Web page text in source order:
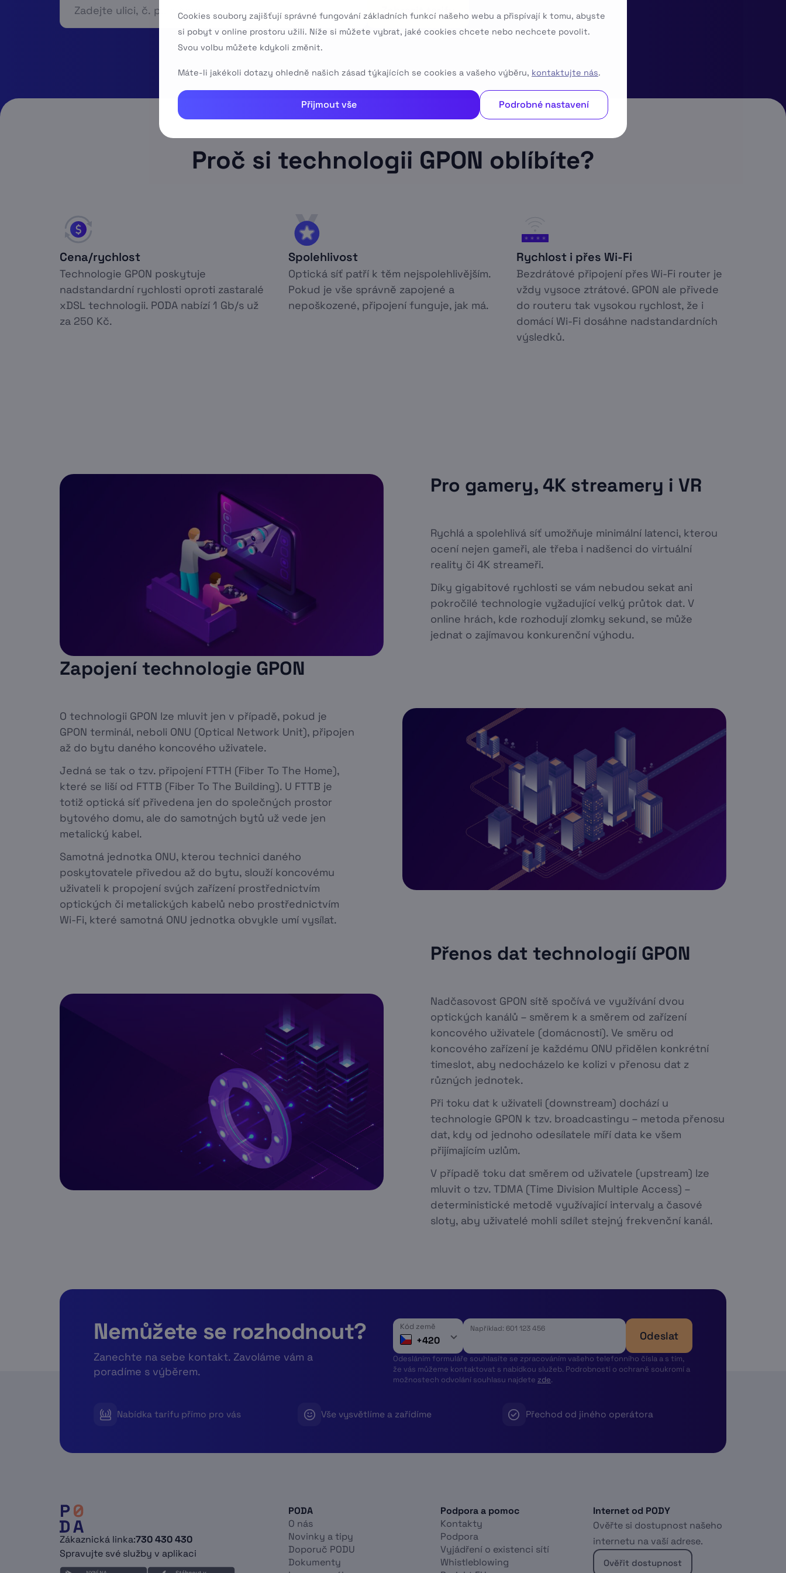
Zobrazit tarify
Proč si technologii GPON oblíbíte?
Cena/rychlost
Technologie GPON poskytuje
nadstandardní rychlosti oproti zastaralé
xDSL technologii. PODA nabízí 1 Gb/s už
za 250 Kč.
Spolehlivost
Optická síť patří k těm nejspolehlivějším.
Pokud je vše správně zapojené a
nepoškozené, připojení funguje, jak má.
Rychlost i přes Wi-Fi
Bezdrátové připojení přes Wi-Fi router je
vždy vysoce ztrátové. GPON ale přivede
do routeru tak vysokou rychlost, že i
domácí Wi-Fi dosáhne nadstandardních
výsledků.
Pro gamery, 4K streamery i VR
Rychlá a spolehlivá síť umožňuje minimální latenci, kterou
ocení nejen gameři, ale třeba i nadšenci do virtuální
reality či 4K streameři.
Díky gigabitové rychlosti se vám nebudou sekat ani
pokročilé technologie vyžadující velký průtok dat. V
online hrách, kde rozhodují zlomky sekund, se může
jednat o zajímavou konkurenční výhodu.
Zapojení technologie GPON
O technologii GPON lze mluvit jen v případě, pokud je
GPON terminál, neboli ONU (Optical Network Unit), připojen
až do bytu daného koncového uživatele.
Jedná se tak o tzv. připojení FTTH (Fiber To The Home),
které se liší od FTTB (Fiber To The Building). U FTTB je
totiž optická síť přivedena jen do společných prostor
bytového domu, ale do samotných bytů už vede jen
metalický kabel.
Samotná jednotka ONU, kterou technici daného
poskytovatele přivedou až do bytu, slouží koncovému
uživateli k propojení svých zařízení prostřednictvím
optických či metalických kabelů nebo prostřednictvím
Wi-Fi, které samotná ONU jednotka obvykle umí vysílat.
Přenos dat technologií GPON
Nadčasovost GPON sítě spočívá ve využívání dvou
optických kanálů – směrem k a směrem od zařízení
koncového uživatele (domácnosti). Ve směru od
koncového zařízení je každému ONU přidělen konkrétní
timeslot, aby nedocházelo ke kolizi v přenosu dat z
různých jednotek.
Při toku dat k uživateli (downstream) dochází u
technologie GPON k tzv. broadcastingu – metoda přenosu
dat, kdy od jednoho odesílatele míří data ke všem
přijímajícím uzlům.
V případě toku dat směrem od uživatele (upstream) lze
mluvit o tzv. TDMA (Time Division Multiple Access) –
deterministické metodě využívající intervaly a časové
sloty, aby uživatelé mohli sdílet stejný frekvenční kanál.
Nemůžete se rozhodnout?
Zanechte na sebe kontakt. Zavoláme vám a
poradíme s výběrem.
Kód země
+420
Například: 601 123 456
Odeslat
Odesláním formuláře souhlasíte se zpracováním vašeho telefonního čísla a s tím,
že vás můžeme kontaktovat s nabídkou služeb. Podrobnosti o ochraně soukromí a
možnostech odvolání souhlasu najdete zde.
Nabídka tarifu přímo pro vás Vše vysvětlíme a zařídíme Přechod od jiného operátora
Cookies soubory zajišťují správné fungování základních funkcí našeho webu a přispívají k tomu, abyste
si pobyt v online prostoru užili. Níže si můžete vybrat, jaké cookies chcete nebo nechcete povolit.
Svou volbu můžete kdykoli změnit.
Máte-li jakékoli dotazy ohledně našich zásad týkajících se cookies a vašeho výběru, kontaktujte nás.
Přijmout vše Podrobné nastavení
Zákaznická linka:730 430 430
Spravujte své služby v aplikaci
PODA
O nás
Novinky a tipy
Doporuč PODU
Dokumenty
Podpora a pomoc
Kontakty
Podpora
Vyjádření o existenci sítí
Whistleblowing
Internet od PODY
Ověřte si dostupnost našeho
internetu na vaší adrese.
Ověřit dostupnost